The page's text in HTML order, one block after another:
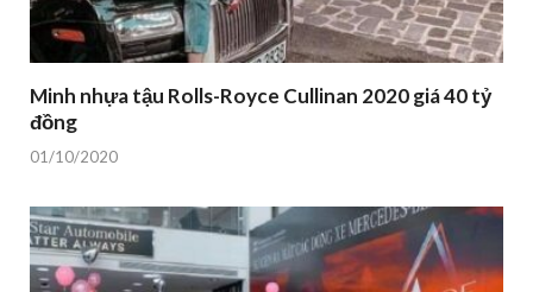
Minh nhựa tậu Rolls-Royce Cullinan 2020 giá 40 tỷ
đồng
01/10/2020